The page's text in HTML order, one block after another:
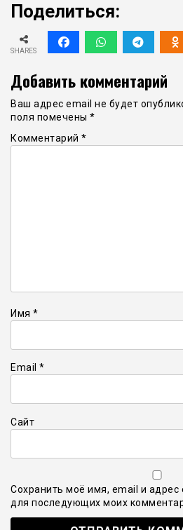
Поделиться:
SHARES
Добавить комментарий
Ваш адрес email не будет
поля помечены *
Комментарий *
Имя *
Email *
Сайт
Сохранить моё имя, email и адрес
для последующих моих